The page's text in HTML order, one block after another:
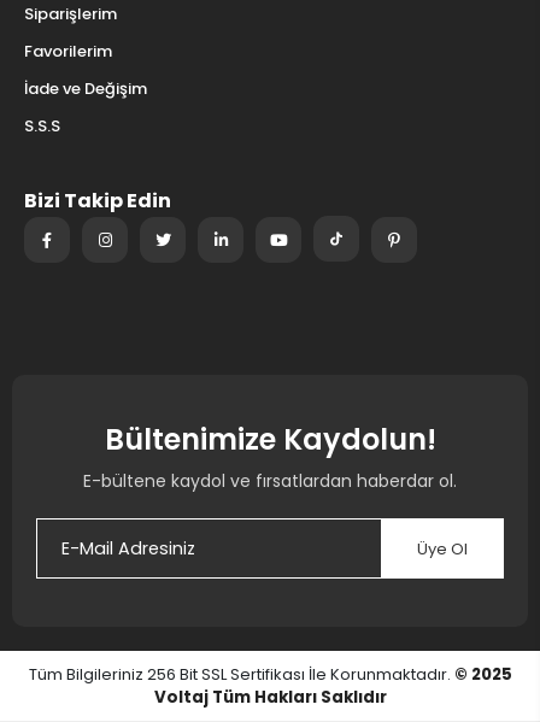
Siparişlerim
Favorilerim
İade ve Değişim
S.S.S
Bizi Takip Edin
Bültenimize Kaydolun!
E-bültene kaydol ve fırsatlardan haberdar ol.
Üye Ol
Tüm Bilgileriniz 256 Bit SSL Sertifikası İle Korunmaktadır. © 2025
Voltaj Tüm Hakları Saklıdır